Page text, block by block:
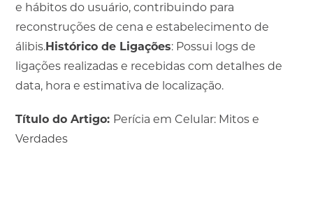
e hábitos do usuário, contribuindo para
reconstruções de cena e estabelecimento de
álibis. Histórico de Ligações: Possui logs de
ligações realizadas e recebidas com detalhes de
data, hora e estimativa de localização.
Título do Artigo: Perícia em Celular: Mitos e
Verdades